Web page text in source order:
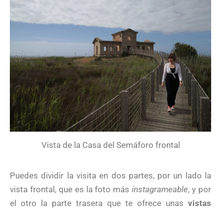
Vista de la Casa del Semáforo frontal
Puedes dividir la visita en dos partes, por un lado la
vista frontal, que es la foto másinstagrameable, y por
el otro la parte trasera que te ofrece unas vistas